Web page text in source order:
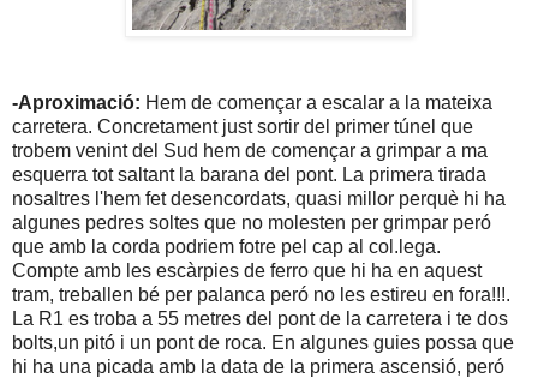
-Aproximació: Hem de començar a escalar a la mateixa
carretera. Concretament just sortir del primer túnel que
trobem venint del Sud hem de començar a grimpar a ma
esquerra tot saltant la barana del pont. La primera tirada
nosaltres l'hem fet desencordats, quasi millor perquè hi ha
algunes pedres soltes que no molesten per grimpar peró
que amb la corda podriem fotre pel cap al col.lega.
Compte amb les escàrpies de ferro que hi ha en aquest
tram, treballen bé per palanca peró no les estireu en fora!!!.
La R1 es troba a 55 metres del pont de la carretera i te dos
bolts,un pitó i un pont de roca. En algunes guies possa que
hi ha una picada amb la data de la primera ascensió, peró